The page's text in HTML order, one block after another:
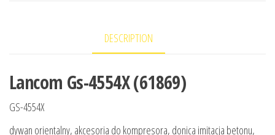
DESCRIPTION
Lancom Gs-4554X (61869)
GS-4554X
dywan orientalny, akcesoria do kompresora, donica imitacja betonu,